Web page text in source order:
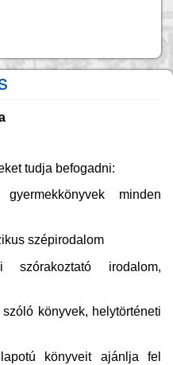
tudja befogadni:
minden
szépirodalom
irodalom,
könyvek, helytörténeti
könyveit ajánlja fel